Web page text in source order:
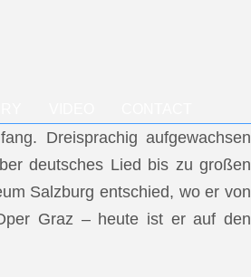
Dreisprachig aufgewachsen
deutsches Lied bis zu großen
Salzburg entschied, wo er von
Graz – heute ist er auf den